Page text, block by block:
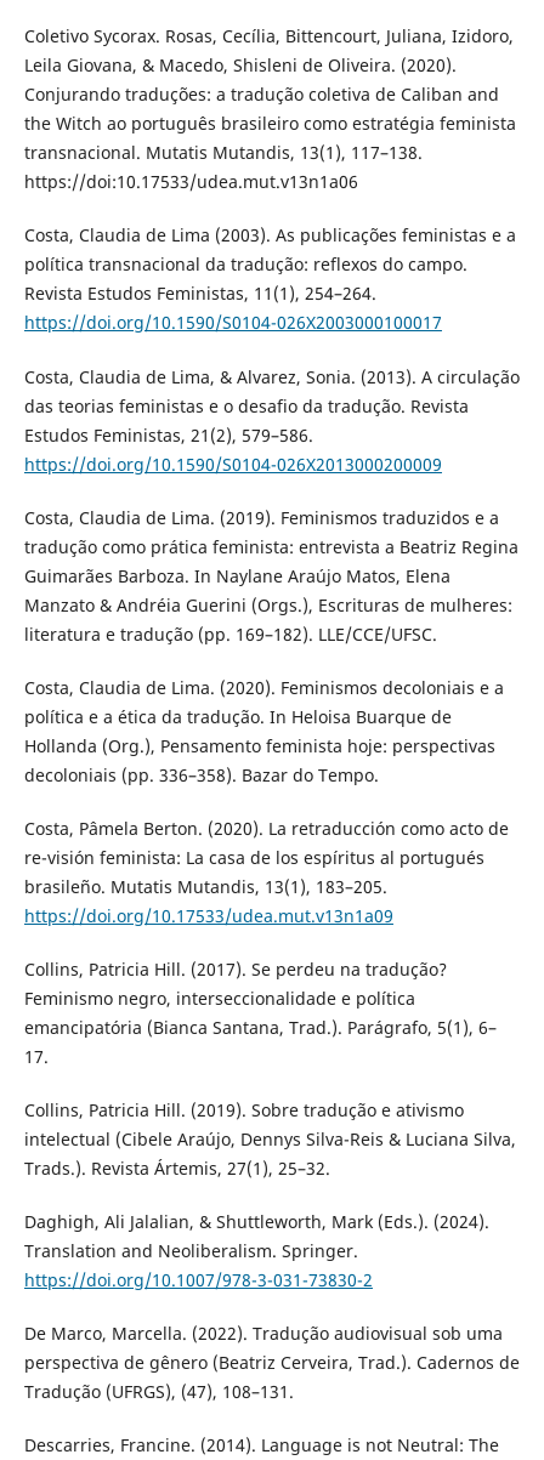
Coletivo Sycorax. Rosas, Cecília, Bittencourt, Juliana, Izidoro,
Leila Giovana, & Macedo, Shisleni de Oliveira. (2020).
Conjurando traduções: a tradução coletiva de Caliban and
the Witch ao português brasileiro como estratégia feminista
transnacional. Mutatis Mutandis, 13(1), 117–138.
https://doi:10.17533/udea.mut.v13n1a06
Costa, Claudia de Lima (2003). As publicações feministas e a
política transnacional da tradução: reflexos do campo.
Revista Estudos Feministas, 11(1), 254–264.
https://doi.org/10.1590/S0104-026X2003000100017
Costa, Claudia de Lima, & Alvarez, Sonia. (2013). A circulação
das teorias feministas e o desafio da tradução. Revista
Estudos Feministas, 21(2), 579–586.
https://doi.org/10.1590/S0104-026X2013000200009
Costa, Claudia de Lima. (2019). Feminismos traduzidos e a
tradução como prática feminista: entrevista a Beatriz Regina
Guimarães Barboza. In Naylane Araújo Matos, Elena
Manzato & Andréia Guerini (Orgs.), Escrituras de mulheres:
literatura e tradução (pp. 169–182). LLE/CCE/UFSC.
Costa, Claudia de Lima. (2020). Feminismos decoloniais e a
política e a ética da tradução. In Heloisa Buarque de
Hollanda (Org.), Pensamento feminista hoje: perspectivas
decoloniais (pp. 336–358). Bazar do Tempo.
Costa, Pâmela Berton. (2020). La retraducción como acto de
re-visión feminista: La casa de los espíritus al portugués
brasileño. Mutatis Mutandis, 13(1), 183–205.
https://doi.org/10.17533/udea.mut.v13n1a09
Collins, Patricia Hill. (2017). Se perdeu na tradução?
Feminismo negro, interseccionalidade e política
emancipatória (Bianca Santana, Trad.). Parágrafo, 5(1), 6–
17.
Collins, Patricia Hill. (2019). Sobre tradução e ativismo
intelectual (Cibele Araújo, Dennys Silva-Reis & Luciana Silva,
Trads.). Revista Ártemis, 27(1), 25–32.
Daghigh, Ali Jalalian, & Shuttleworth, Mark (Eds.). (2024).
Translation and Neoliberalism. Springer.
https://doi.org/10.1007/978-3-031-73830-2
De Marco, Marcella. (2022). Tradução audiovisual sob uma
perspectiva de gênero (Beatriz Cerveira, Trad.). Cadernos de
Tradução (UFRGS), (47), 108–131.
Descarries, Francine. (2014). Language is not Neutral: The